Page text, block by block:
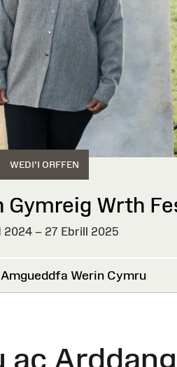
WEDI'I ORFFEN
Gymreig Wrth
2024 – 27 Ebrill 2025
Werin Cymru